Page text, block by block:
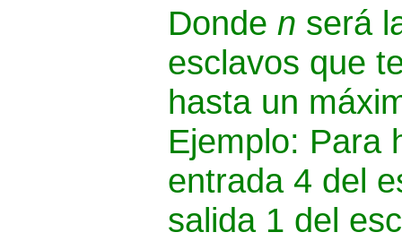
Donde n será
esclavos que
hasta un
Ejemplo: Para
entrada 4 del
salida 1 del